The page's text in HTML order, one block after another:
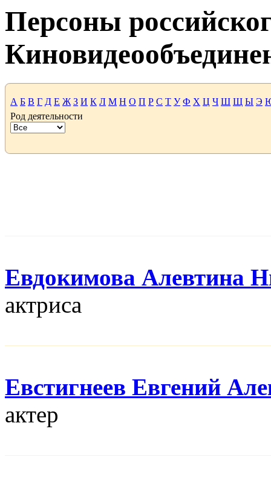
Персоны
А Б В Г Д Е Ж З И К Л М Н О П Р С Т У Ф Х Ц Ч Ш Щ Ы Э
Род деятельности
Евдокимова Алевтина
актриса
Евстигнеев Евгений
актер